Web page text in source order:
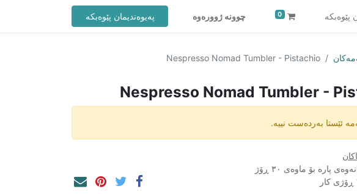
پێوەبکە 0 چوونە ژوورەوە پەیوەندیمان پێوەبکە
Nespresso Nomad Tumbler - Pistachio ‏
Nespresso Nomad Tumbler -
ئێستا بەردەست نییە.
پارە بۆ ماوەی ٣٠ ڕۆژ